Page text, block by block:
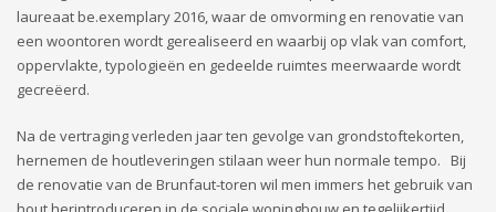
laureaat be.exemplary 2016, waar de omvorming en renovatie van
een woontoren wordt gerealiseerd en waarbij op vlak van comfort,
oppervlakte, typologieën en gedeelde ruimtes meerwaarde wordt
gecreëerd.
Na de vertraging verleden jaar ten gevolge van grondstoftekorten,
hernemen de houtleveringen stilaan weer hun normale tempo. Bij
de renovatie van de Brunfaut-toren wil men immers het gebruik van